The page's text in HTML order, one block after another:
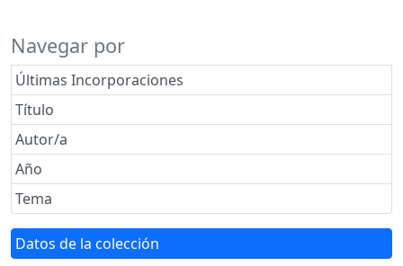
Navegar por
Últimas Incorporaciones
Título
Autor/a
Año
Tema
Datos de la colección